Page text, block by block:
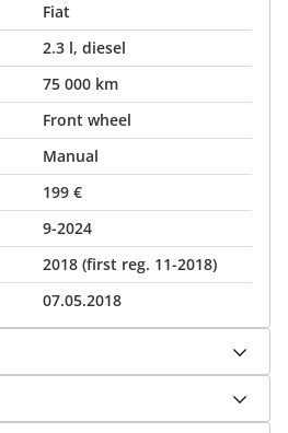
Fiat
2.3 l, diesel
75 000 km
Front wheel
Manual
199 €
9-2024
2018 (first reg. 11-2018)
07.05.2018